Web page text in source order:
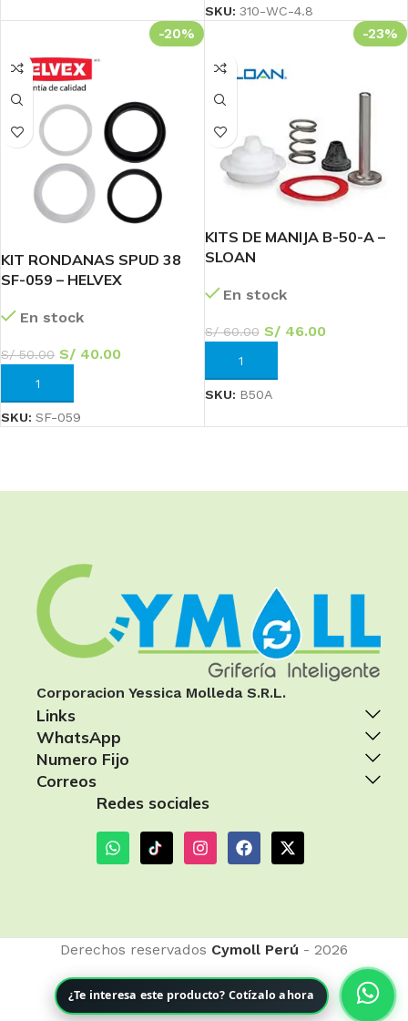
¿Te interesa este producto? Cotízalo ahora
SKU: 310-WC-4.8
-20%
KIT RONDANAS SPUD 38
SF-059 – HELVEX
En stock
S/50.00 S/ 40.00
AÑADIR AL CARRITO
SKU: SF-059
-23%
KITS DE MANIJA B-50-A –
SLOAN
En stock
S/60.00 S/46.00
AÑADIR AL CARRITO
SKU: B50A
Corporacion Yessica Molleda S.R.L.
Links
WhatsApp
Numero Fijo
Correos
Redes sociales
Derechos reservados Cymoll Perú - 2026
TUBO DE